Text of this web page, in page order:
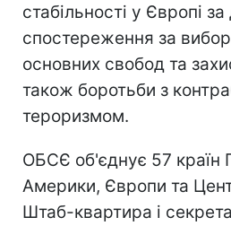
стабільності у Європі
спостереження за
основних свобод та
також боротьби з
тероризмом.
ОБСЄ об'єднує 57 країн
Америки, Європи та
Штаб-квартира і